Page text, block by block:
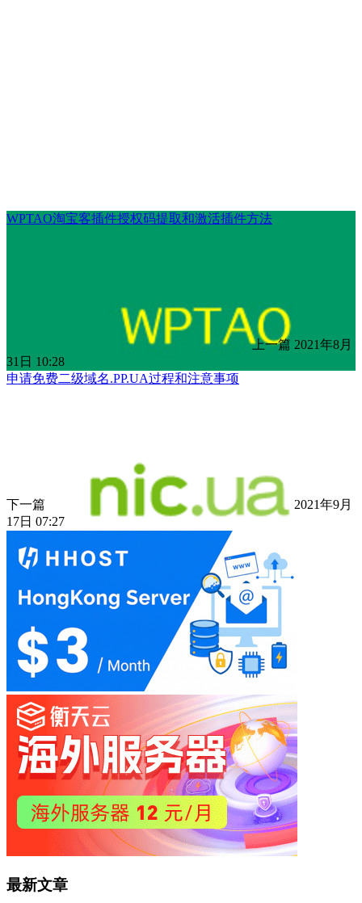
WPTAO淘宝客插件授权码提取和激活插件方法
上一篇 2021年8月
31日 10:28
申请免费二级域名.PP.UA过程和注意事项
下一篇
2021年9月
17日 07:27
最新文章